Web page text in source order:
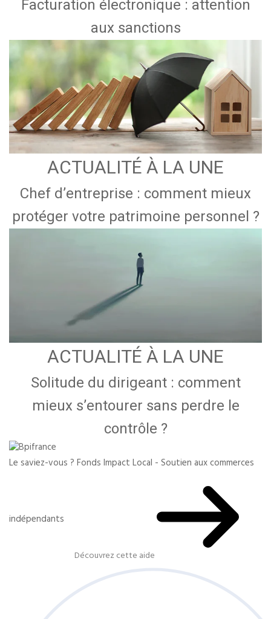
Facturation électronique : attention
aux sanctions
ACTUALITÉ À LA UNE
Chef d’entreprise : comment mieux
protéger votre patrimoine personnel ?
ACTUALITÉ À LA UNE
Solitude du dirigeant : comment
mieux s’entourer sans perdre le
contrôle ?
Le saviez-vous ?Fonds Impact Local - Soutien aux commerces
indépendants
Découvrez cette aide